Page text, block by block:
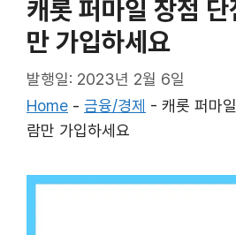
캐롯 퍼마일 장점
만 가입하세요
발행일: 2023년 2월 6일
Home - 금융/경제 - 캐롯 퍼마
람만 가입하세요